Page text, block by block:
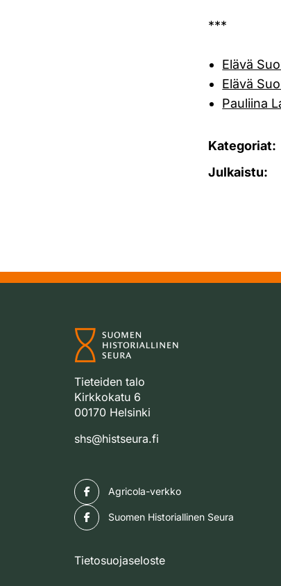
***
Elävä
Elävä
Pauliina
Kategoriat:
Julkaistu:
Tieteiden talo
Kirkkokatu 6
00170 Helsinki
shs@histseura.fi
Agricola-verkko
Suomen Historiallinen Seura
Tietosuojaseloste